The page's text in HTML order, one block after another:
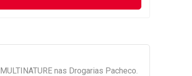
MULTINATURE nas Drogarias Pacheco.